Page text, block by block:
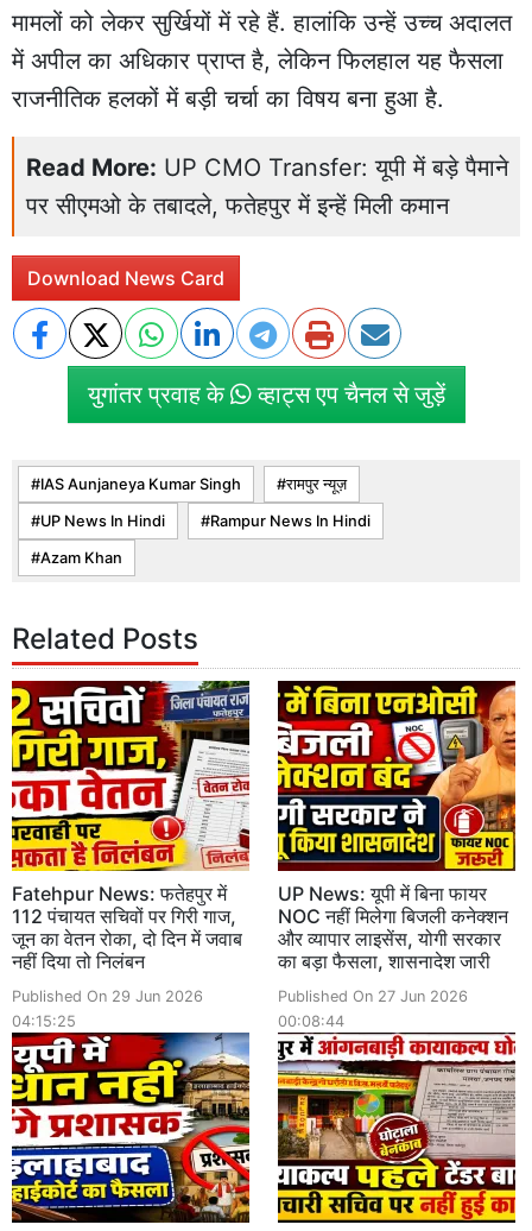
मामलों को लेकर सुर्खियों में रहे हैं. हालांकि उन्हें उच्च अदालत
में अपील का अधिकार प्राप्त है, लेकिन फिलहाल यह फैसला
राजनीतिक हलकों में बड़ी चर्चा का विषय बना हुआ है.
Read More: UP CMO Transfer: यूपी में बड़े पैमाने
पर सीएमओ के तबादले, फतेहपुर में इन्हें मिली कमान
Download News Card
युगांतर प्रवाह के व्हाट्स एप चैनल से जुड़ें
IAS Aunjaneya Kumar Singh रामपुर न्यूज़
UP News In Hindi Rampur News In Hindi
Azam Khan
Related Posts
Fatehpur News: फतेहपुर में
112 पंचायत सचिवों पर गिरी गाज,
जून का वेतन रोका, दो दिन में जवाब
नहीं दिया तो निलंबन
Published On 29 Jun 2026
04:15:25
UP News: यूपी में बिना फायर
NOC नहीं मिलेगा बिजली कनेक्शन
और व्यापार लाइसेंस, योगी सरकार
का बड़ा फैसला, शासनादेश जारी
Published On 27 Jun 2026
00:08:44